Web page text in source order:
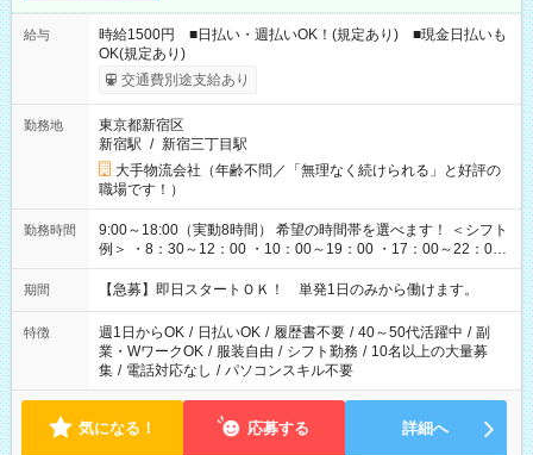
給与
時給1500円 ■日払い・週払いOK！(規定あり) ■現金日払いも
OK(規定あり)
交通費別途支給あり
勤務地
東京都新宿区
新宿駅 / 新宿三丁目駅
大手物流会社（年齢不問／「無理なく続けられる」と好評の
職場です！）
勤務時間
9:00～18:00（実動8時間） 希望の時間帯を選べます！ ＜シフト
例＞ ・8：30～12：00 ・10：00～19：00 ・17：00～22：00
・13：00～22：00 ・22：00～翌6：00 など
期間 【急募】即日スタートＯＫ！ 単発1日のみから働けます。
特徴 週1日からOK / 日払いOK / 履歴書不要 / 40～50代活躍中 / 副
業・WワークOK / 服装自由 / シフト勤務 / 10名以上の大量募
集 / 電話対応なし / パソコンスキル不要
気になる！ 応募する 詳細へ